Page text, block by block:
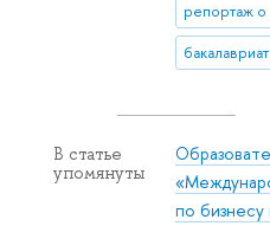
репортаж о
бакалавриат
В статье
упомянуты
по